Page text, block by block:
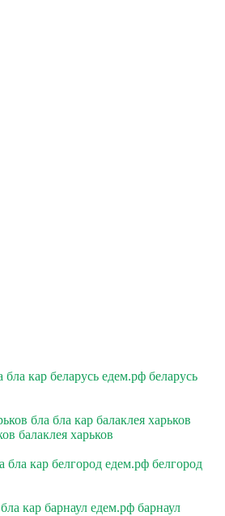
бла кар беларусь едем.рф беларусь
бла бла кар балаклея харьков
балаклея харьков
бла кар белгород едем.рф белгород
кар барнаул едем.рф барнаул